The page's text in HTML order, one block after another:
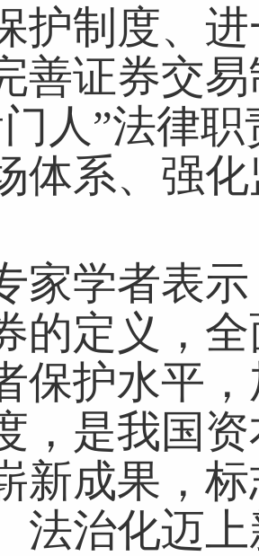
护制度、
善证券交
人”法律
体系、强
家学者表
的定义，
保护水平
，是我国
新成果，
法治化迈